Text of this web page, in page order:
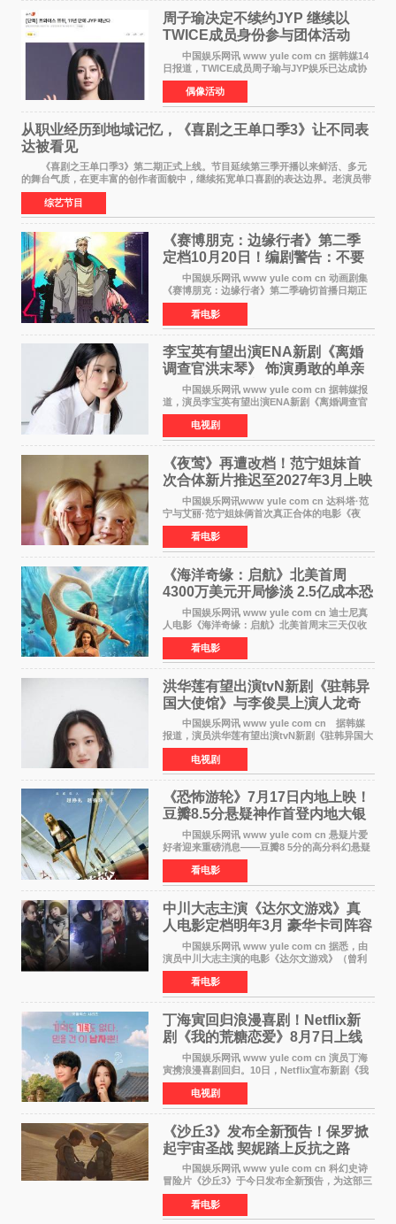
周子瑜决定不续约JYP 继续以
TWICE成员身份参与团体活动
中国娱乐网讯 www yule com cn 据韩媒14
日报道，TWICE成员周子瑜与JYP娱乐已达成协
议，不再续签个人专属合约，但她将继续参与
TWICE的完整团体活动。 周子瑜于2015年通
过生存节目《SIXTE
偶像活动
从职业经历到地域记忆，《喜剧之王单口季3》让不同表
达被看见
《喜剧之王单口季3》第二期正式上线。节目延续第三季开播以来鲜活、多元
的舞台气质，在更丰富的创作者面貌中，继续拓宽单口喜剧的表达边界。老演员带
着更加成熟的文本与舞台掌控回归，新面孔则
综艺节目
《赛博朋克：边缘行者》第二季
定档10月20日！编剧警告：不要
对角色投入太深
中国娱乐网讯 www yule com cn 动画剧集
《赛博朋克：边缘行者》第二季确切首播日期正
式敲定——将于10月20日在Netflix全球上线。此
前，Netflix韩国官方账号曾短暂出现这一日期信
息，随后迅
看电影
李宝英有望出演ENA新剧《离婚
调查官洪末琴》 饰演勇敢的单亲
妈妈家事调查官
中国娱乐网讯 www yule com cn 据韩媒报
道，演员李宝英有望出演ENA新剧《离婚调查官
洪末琴》女主角，引发观众期待。 李宝英在
剧中饰演家庭法院家事调查官洪末琴一角——即
使在极限状况
电视剧
《夜莺》再遭改档！范宁姐妹首
次合体新片推迟至2027年3月上映
中国娱乐网讯www yule com cn 达科塔·范
宁与艾丽·范宁姐妹俩首次真正合体的电影《夜
莺》再度改档，从原定的2027年2月12日推迟至
同年3月19日北美上映，片方希望借此利用春假档
期争取更多年轻
看电影
《海洋奇缘：启航》北美首周
4300万美元开局惨淡 2.5亿成本恐
巨亏1亿
中国娱乐网讯 www yule com cn 迪士尼真
人电影《海洋奇缘：启航》北美首周末三天仅收
4300万美元（开画3827馆），中国内地首周票房
仅840万元人民币，全球开画票房约9500万美
元，远低于业内
看电影
洪华莲有望出演tvN新剧《驻韩异
国大使馆》与李俊昊上演人龙奇
幻罗曼史
中国娱乐网讯 www yule com cn 据韩媒
报道，演员洪华莲有望出演tvN新剧《驻韩异国大
使馆》女主角，与李俊昊合作，引发观众期
待。 该剧讲述了一位因管理驻韩异国大使馆
（负责管理居住在大
电视剧
《恐怖游轮》7月17日内地上映！
豆瓣8.5分悬疑神作首登内地大银
中国娱乐网讯 www yule com cn 悬疑片爱
好者迎来重磅消息——豆瓣8 5分的高分科幻悬疑
电影《恐怖游轮》正式宣布定档7月17日在内地上
映。这部由英国导演克里斯托弗·史密斯执导、惊
悚片女王梅
看电影
中川大志主演《达尔文游戏》真
人电影定档明年3月 豪华卡司阵容
公开
中国娱乐网讯 www yule com cn 据悉，由
演员中川大志主演的电影《达尔文游戏》（曾利
文彦执导）将于明年3月12日上映，该消息于7月9
日公布。 本片为累计发行量突破1000万册的
同名漫画的真
看电影
丁海寅回归浪漫喜剧！Netflix新
剧《我的荒糖恋爱》8月7日上线
中国娱乐网讯 www yule com cn 演员丁海
寅携浪漫喜剧回归。10日，Netflix宣布新剧《我
的荒糖恋爱》将于下月7日上线。 《我的荒糖
恋爱》是一部浪漫喜剧，讲述患上失忆症的检察
官高恩彩与
电视剧
《沙丘3》发布全新预告！保罗掀
起宇宙圣战 契妮踏上反抗之路
中国娱乐网讯 www yule com cn 科幻史诗
冒险片《沙丘3》于今日发布全新预告，为这部三
部曲最终章揭开神秘面纱。预告中展现了17年过
去后，保罗·厄崔迪以穆阿迪布之名登基称帝，发
动了一场
看电影